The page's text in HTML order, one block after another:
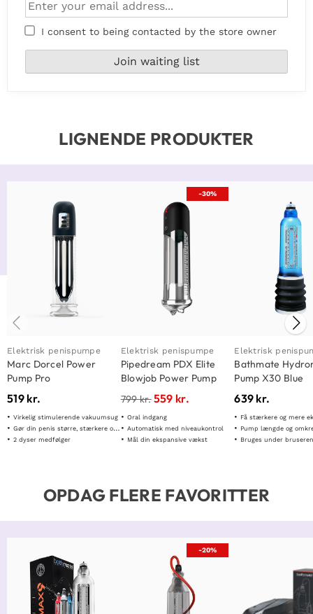
I consent to being contacted by the store owner
LIGNENDE PRODUKTER
Elektrisk penispumpe
Marc Dorcel Power
Pump Pro
519 kr.
Virkelig stimulerende vakuumsug
Gør din penis større, stærkere og mere kraftfuld
2 dyser medfølger
-30%
Elektrisk penispumpe
Pipedream PDX Elite
Blowjob Power Pump
799kr.559 kr.
Oral indgang
Automatisk med niveaukontrol
Mål din ekspansive vækst
Elektrisk
Bathmate
Pump X30 Blue
639 kr.
Få stærkere og mere eksplosive
Pump længde og
Bruges under bruseren eller
OPDAG FLERE FAVORITTER
-20%